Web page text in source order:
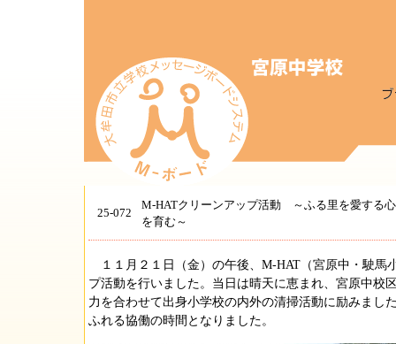
25-072
M-HATクリーンアップ活動 ～ふる里を愛する心
を育む～
１１月２１日（金）の午後、M-HAT（宮原中・駛馬
プ活動を行いました。当日は晴天に恵まれ、宮原中校
力を合わせて出身小学校の内外の清掃活動に励みまし
ふれる協働の時間となりました。